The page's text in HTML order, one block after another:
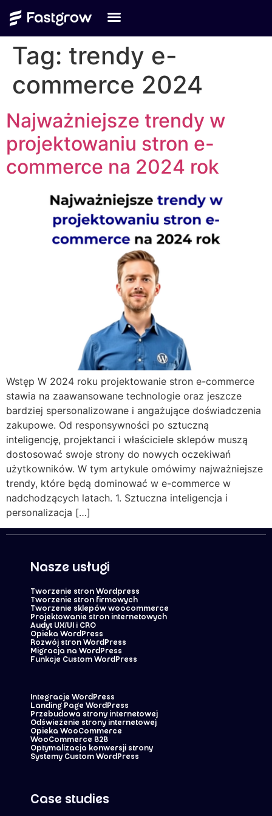
Tag: trendy e-
commerce 2024
Najważniejsze trendy w
projektowaniu stron e-
commerce na 2024 rok
Wstęp W 2024 roku projektowanie stron e-commerce
stawia na zaawansowane technologie oraz jeszcze
bardziej spersonalizowane i angażujące doświadczenia
zakupowe. Od responsywności po sztuczną
inteligencję, projektanci i właściciele sklepów muszą
dostosować swoje strony do nowych oczekiwań
użytkowników. W tym artykule omówimy najważniejsze
trendy, które będą dominować w e-commerce w
nadchodzących latach. 1. Sztuczna inteligencja i
personalizacja […]
Nasze usługi
Tworzenie stron Wordpress
Tworzenie stron firmowych
Tworzenie sklepów woocommerce
Projektowanie stron internetowych
Audyt UX/UI i CRO
Opieka WordPress
Rozwój stron WordPress
Migracja na WordPress
Funkcje Custom WordPress
Integracje WordPress
Landing Page WordPress
Przebudowa strony internetowej
Odświeżenie strony internetowej
Opieka WooCommerce
WooCommerce B2B
Optymalizacja konwersji strony
Systemy Custom WordPress
Case studies